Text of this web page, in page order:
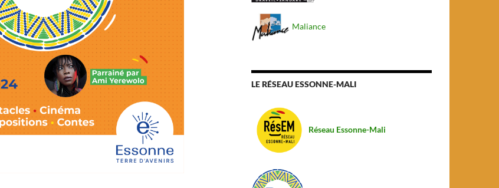
Maliance
LE RÉSEAU ESSONNE-MALI
Réseau Essonne-Mali